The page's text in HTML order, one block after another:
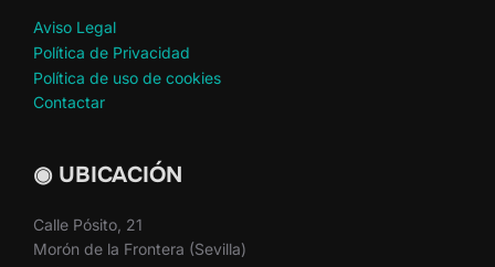
Aviso Legal
Política de Privacidad
Política de uso de cookies
Contactar
◉ UBICACIÓN
Calle Pósito, 21
Morón de la Frontera (Sevilla)